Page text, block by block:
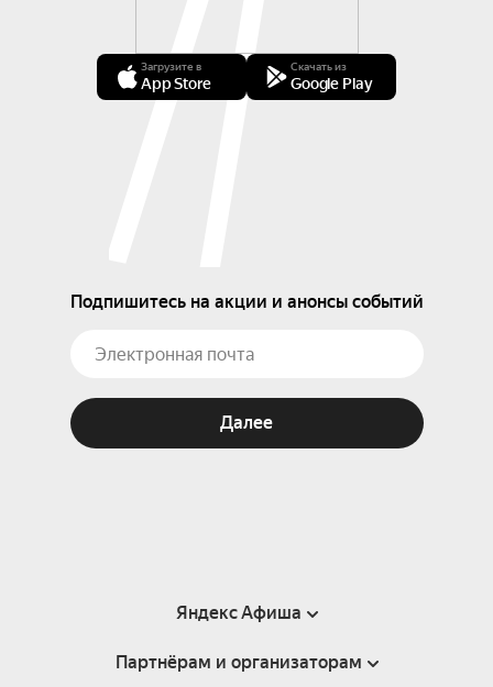
Загрузите в
App Store
Скачать из
Google Play
Подпишитесь на акции и анонсы событий
Далее
Яндекс Афиша
Справка
Партнёрам и организаторам